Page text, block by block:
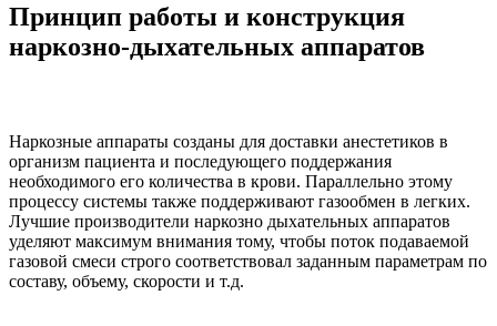
Принцип работы и конструкция
наркозно-дыхательных аппаратов
Наркозные аппараты созданы для доставки анестетиков в
организм пациента и последующего поддержания
необходимого его количества в крови. Параллельно этому
процессу системы также поддерживают газообмен в легких.
Лучшие производители наркозно дыхательных аппаратов
уделяют максимум внимания тому, чтобы поток подаваемой
газовой смеси строго соответствовал заданным параметрам по
составу, объему, скорости и т.д.